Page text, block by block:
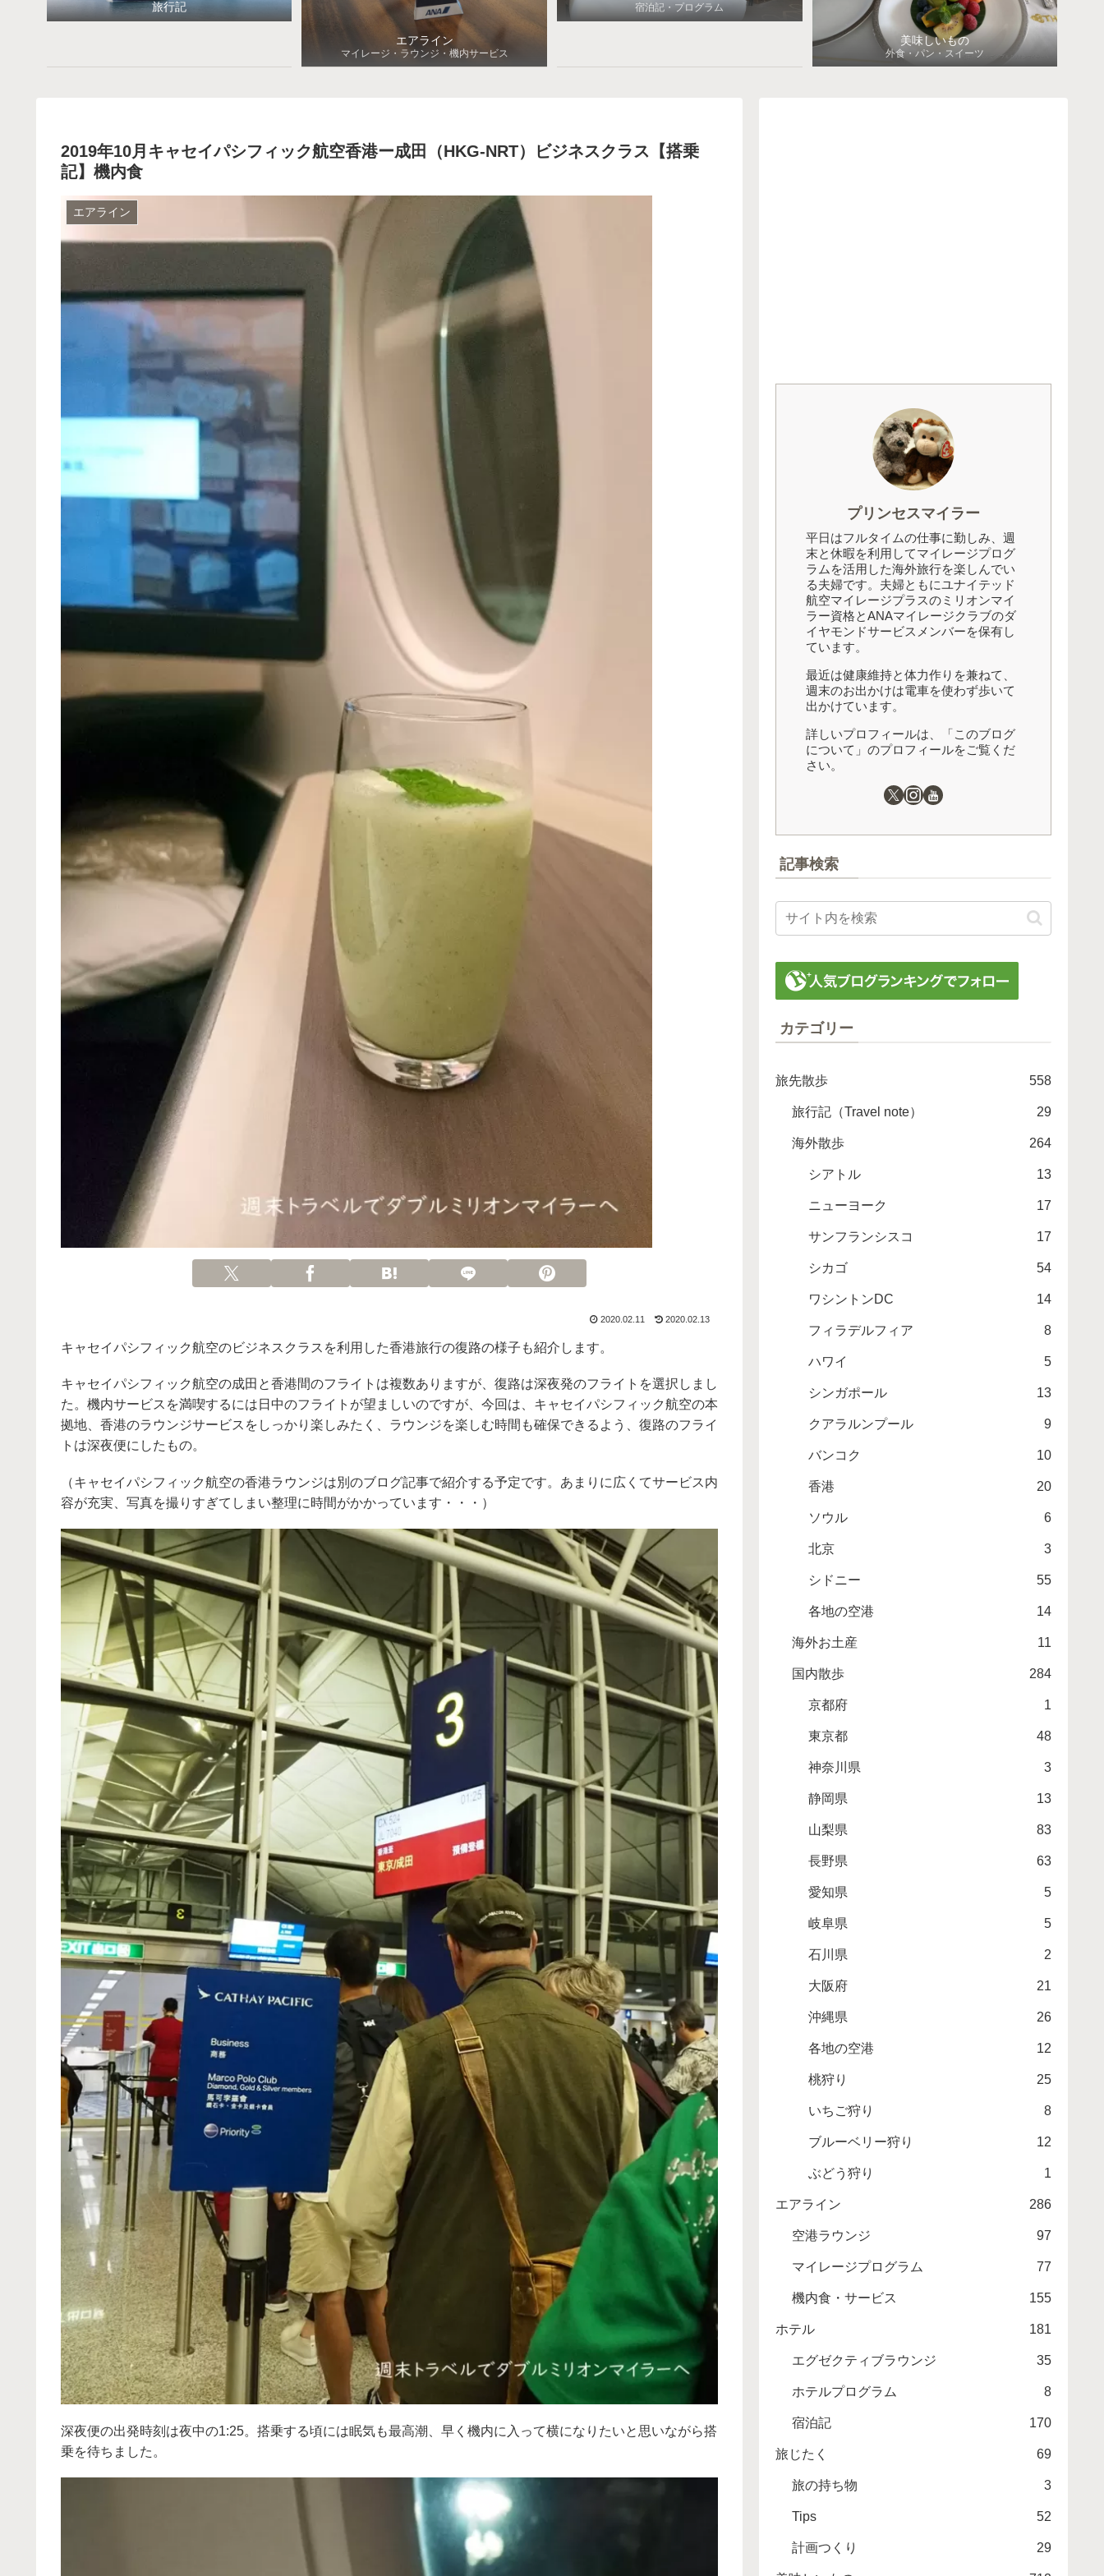
旅行記
エアライン
マイレージ・ラウンジ・機内サービス
宿泊記・プログラム
美味しいもの
外食・パン・スイーツ
2019年10月キャセイパシフィック航空香港ー成田（HKG-NRT）ビジネスクラス【搭乗
記】機内食
エアライン
2020.02.11 2020.02.13
キャセイパシフィック航空のビジネスクラスを利用した香港旅行の復路の様子も紹介します。
キャセイパシフィック航空の成田と香港間のフライトは複数ありますが、復路は深夜発のフライトを選択しまし
た。機内サービスを満喫するには日中のフライトが望ましいのですが、今回は、キャセイパシフィック航空の本
拠地、香港のラウンジサービスをしっかり楽しみたく、ラウンジを楽しむ時間も確保できるよう、復路のフライ
トは深夜便にしたもの。
（キャセイパシフィック航空の香港ラウンジは別のブログ記事で紹介する予定です。あまりに広くてサービス内
容が充実、写真を撮りすぎてしまい整理に時間がかかっています・・・）
深夜便の出発時刻は夜中の1:25。搭乗する頃には眠気も最高潮、早く機内に入って横になりたいと思いながら搭
乗を待ちました。
プリンセスマイラー
平日はフルタイムの仕事に勤しみ、週
末と休暇を利用してマイレージプログ
ラムを活用した海外旅行を楽しんでい
る夫婦です。夫婦ともにユナイテッド
航空マイレージプラスのミリオンマイ
ラー資格とANAマイレージクラブのダ
イヤモンドサービスメンバーを保有し
ています。
最近は健康維持と体力作りを兼ねて、
週末のお出かけは電車を使わず歩いて
出かけています。
詳しいプロフィールは、「このブログ
について」のプロフィールをご覧くだ
さい。
記事検索
カテゴリー
旅先散歩 558
旅行記（Travel note） 29
海外散歩 264
シアトル 13
ニューヨーク 17
サンフランシスコ 17
シカゴ 54
ワシントンDC 14
フィラデルフィア 8
ハワイ 5
シンガポール 13
クアラルンプール 9
バンコク 10
香港 20
ソウル 6
北京 3
シドニー 55
各地の空港 14
海外お土産 11
国内散歩 284
京都府 1
東京都 48
神奈川県 3
静岡県 13
山梨県 83
長野県 63
愛知県 5
岐阜県 5
石川県 2
大阪府 21
沖縄県 26
各地の空港 12
桃狩り 25
いちご狩り 8
ブルーベリー狩り 12
ぶどう狩り 1
エアライン 286
空港ラウンジ 97
マイレージプログラム 77
機内食・サービス 155
ホテル 181
エグゼクティブラウンジ 35
ホテルプログラム 8
宿泊記 170
旅じたく 69
旅の持ち物 3
Tips 52
計画つくり 29